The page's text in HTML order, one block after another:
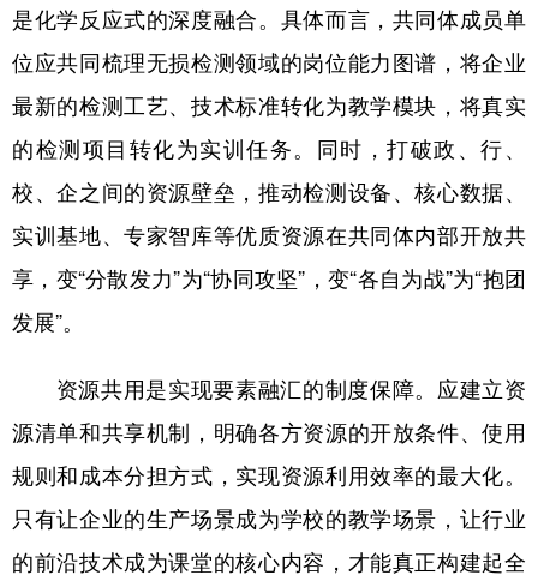
Русский язык 日本語 한국어
是化学反应式的深度融合。具体而言，共同体成员单
位应共同梳理无损检测领域的岗位能力图谱，将企业
最新的检测工艺、技术标准转化为教学模块，将真实
的检测项目转化为实训任务。同时，打破政、行、
校、企之间的资源壁垒，推动检测设备、核心数据、
实训基地、专家智库等优质资源在共同体内部开放共
享，变“分散发力”为“协同攻坚”，变“各自为战”为“抱团
发展”。
资源共用是实现要素融汇的制度保障。应建立资
源清单和共享机制，明确各方资源的开放条件、使用
规则和成本分担方式，实现资源利用效率的最大化。
只有让企业的生产场景成为学校的教学场景，让行业
的前沿技术成为课堂的核心内容，才能真正构建起全